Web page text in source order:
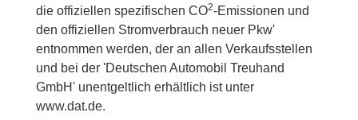
die offiziellen spezifischen CO2-Emissionen und
den offiziellen Stromverbrauch neuer Pkw'
entnommen werden, der an allen Verkaufsstellen
und bei der 'Deutschen Automobil Treuhand
GmbH' unentgeltlich erhältlich ist unter
www.dat.de.